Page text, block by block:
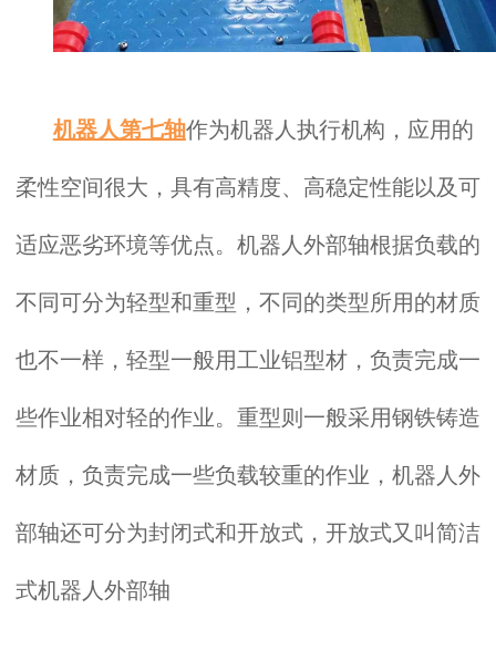
机器人第七轴作为机器人执行机构，应用的
柔性空间很大，具有高精度、高稳定性能以及可
适应恶劣环境等优点。机器人外部轴根据负载的
不同可分为轻型和重型，不同的类型所用的材质
也不一样，轻型一般用工业铝型材，负责完成一
些作业相对轻的作业。重型则一般采用钢铁铸造
材质，负责完成一些负载较重的作业，机器人外
部轴还可分为封闭式和开放式，开放式又叫简洁
式机器人外部轴